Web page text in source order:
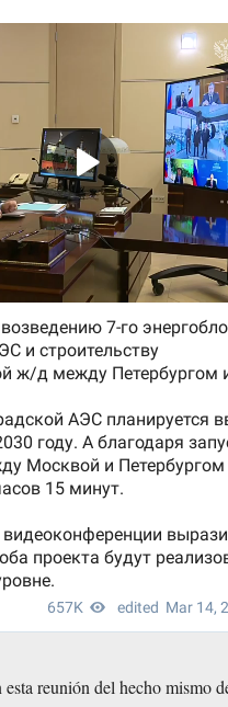
reunión del hecho mismo